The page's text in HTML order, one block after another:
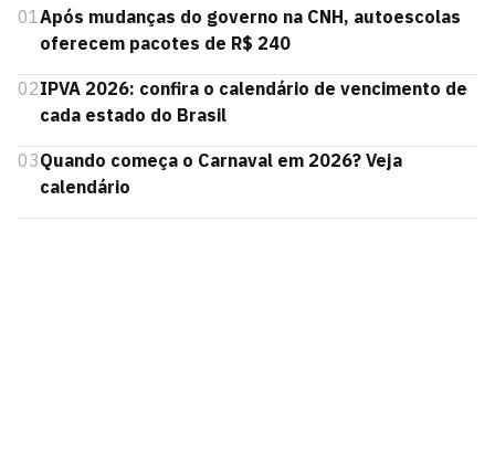
01Após mudanças do governo na CNH, autoescolas
oferecem pacotes de R$ 240
02IPVA 2026: confira o calendário de vencimento de
cada estado do Brasil
03Quando começa o Carnaval em 2026? Veja
calendário